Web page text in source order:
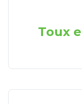
Toux